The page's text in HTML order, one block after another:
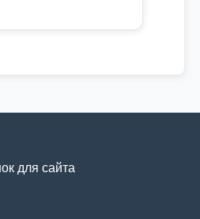
для сайта